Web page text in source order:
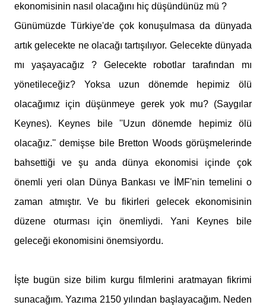
ekonomisinin nasıl olacağını hiç düşündünüz mü ?
Günümüzde Türkiye'de çok konuşulmasa da dünyada
artık gelecekte ne olacağı tartışılıyor. Gelecekte dünyada
mı yaşayacağız ? Gelecekte robotlar tarafından mı
yönetileceğiz? Yoksa uzun dönemde hepimiz ölü
olacağımız için düşünmeye gerek yok mu? (Saygılar
Keynes). Keynes bile ''Uzun dönemde hepimiz ölü
olacağız.'' demişse bile Bretton Woods görüşmelerinde
bahsettiği ve şu anda dünya ekonomisi içinde çok
önemli yeri olan Dünya Bankası ve İMF'nin temelini o
zaman atmıştır. Ve bu fikirleri gelecek ekonomisinin
düzene oturması için önemliydi. Yani Keynes bile
geleceği ekonomisini önemsiyordu.
İşte bugün size bilim kurgu filmlerini aratmayan fikrimi
sunacağım. Yazıma 2150 yılından başlayacağım. Neden